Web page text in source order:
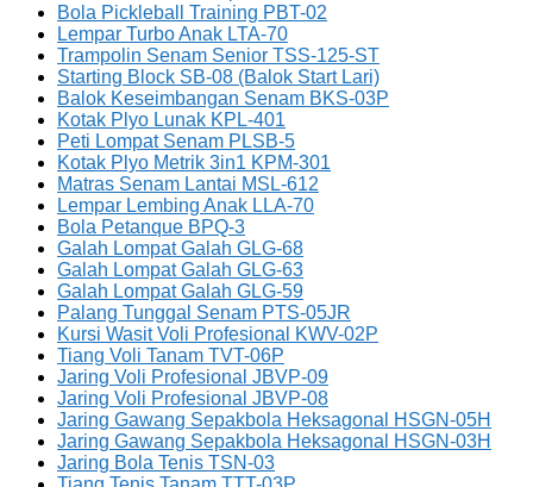
Bola Pickleball Training PBT-02
Lempar Turbo Anak LTA-70
Trampolin Senam Senior TSS-125-ST
Starting Block SB-08 (Balok Start Lari)
Balok Keseimbangan Senam BKS-03P
Kotak Plyo Lunak KPL-401
Peti Lompat Senam PLSB-5
Kotak Plyo Metrik 3in1 KPM-301
Matras Senam Lantai MSL-612
Lempar Lembing Anak LLA-70
Bola Petanque BPQ-3
Galah Lompat Galah GLG-68
Galah Lompat Galah GLG-63
Galah Lompat Galah GLG-59
Palang Tunggal Senam PTS-05JR
Kursi Wasit Voli Profesional KWV-02P
Tiang Voli Tanam TVT-06P
Jaring Voli Profesional JBVP-09
Jaring Voli Profesional JBVP-08
Jaring Gawang Sepakbola Heksagonal HSGN-05H
Jaring Gawang Sepakbola Heksagonal HSGN-03H
Jaring Bola Tenis TSN-03